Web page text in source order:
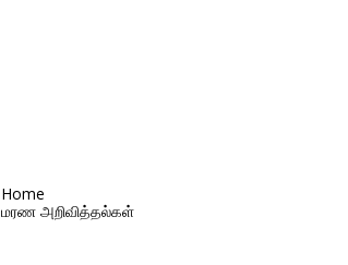
Home
மரண அறிவித்தல்கள்